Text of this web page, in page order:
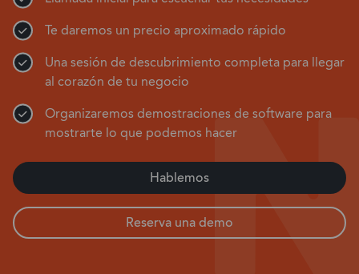
Te daremos un precio aproximado rápido
Una sesión de descubrimiento completa para llegar
al corazón de tu negocio
Organizaremos demostraciones de software para
mostrarte lo que podemos hacer
Hablemos
Reserva una demo